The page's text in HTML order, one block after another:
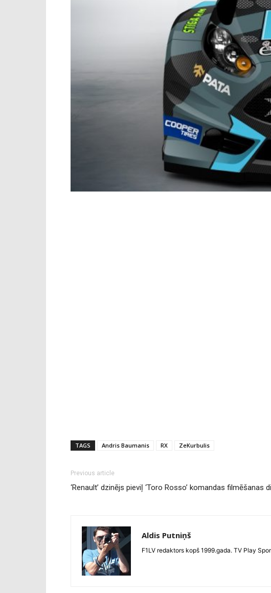
TAGS Andris Baumanis RX ZeKurbulis
Previous article
‘Renault’ dzinējs pieviļ ‘Toro Rosso’ komandas filmēšanas
Aldis Putniņš
F1LV redaktors kopš 1999.gada. TV Play